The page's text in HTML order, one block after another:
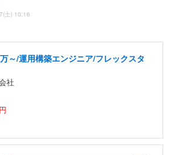
土) 10:16
～/運用構築エンジニア/フレックスタ
社